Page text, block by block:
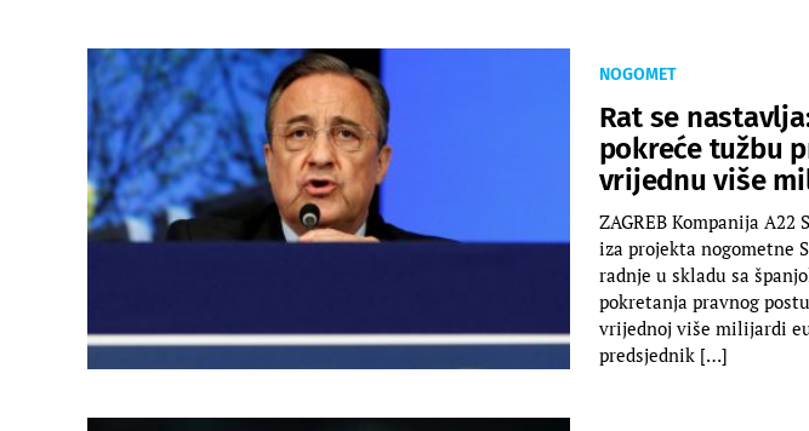
NOGOMET
Rat se
pokreće tužbu
vrijednu više
ZAGREB Kompanija
iza projekta nogometne
radnje u skladu sa
pokretanja pravnog
vrijednoj više milijardi
predsjednik […]